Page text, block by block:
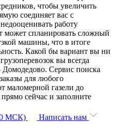
чтобы увеличить
соединяет вас с
работу
может спланировать сложный
машины, что в итоге
Какой бы вариант вы ни
вы всегда
Домодедово. Сервис поиска
для любого
маломерной газели до
сейчас и заполните
МСК)
Написать нам